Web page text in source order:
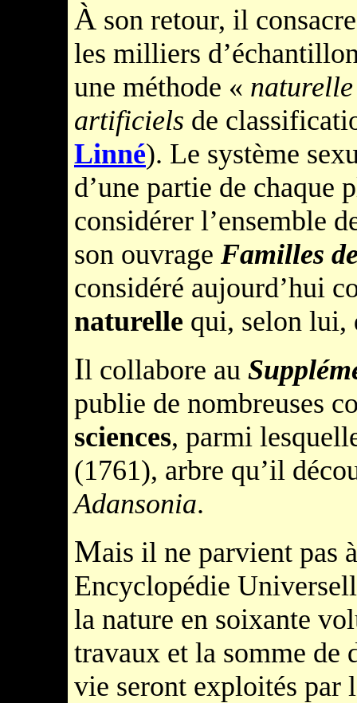
À son retour, il
les milliers
une méthode « naturelle
artificiels de
Linné). Le système
d’une partie de chaque
considérer l’ensemble
son ouvrage Familles
considéré aujourd’hui
naturelle qui, selon lui,
Il collabore au
publie de nombreuses
sciences, parmi
(1761), arbre qu’il
Adansonia.
Mais il ne parvient pas
Encyclopédie
la nature en soixante
travaux et la somme de
vie seront exploités par